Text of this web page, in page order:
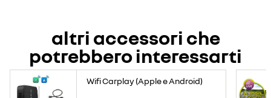
altri accessori che
potrebbero interessarti
Wifi Carplay (Apple e Android)